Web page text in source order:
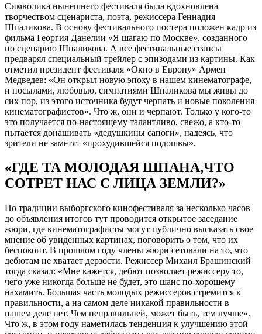
Символика нынешнего фестиваля была вдохновлена
творчеством сценариста, поэта, режиссера Геннадия
Шпаликова. В основу фестивального постера положен кадр из
фильма Георгия Данелии «Я шагаю по Москве», созданного
по сценарию Шпаликова. А все фестивальные сеансы
предварял специальный трейлер с эпизодами из картины. Как
отметил президент фестиваля «Окно в Европу» Армен
Медведев: «Он открыл новую эпоху в нашем кинематографе,
и посылами, любовью, симпатиями Шпаликова мы живы до
сих пор, из этого источника будут черпать и новые поколения
кинематографистов». Что ж, они и черпают. Только у кого-то
это получается по-настоящему талантливо, свежо, а кто-то
пытается донашивать «дедушкины сапоги», надеясь, что
зрители не заметят «прохудившейся подошвы».
«ГДЕ ТА МОЛОДАЯ ШПАНА,ЧТО
СОТРЕТ НАС С ЛИЦА ЗЕМЛИ?»
По традиции выборгского кинофестиваля за несколько часов
до объявления итогов тут проводится открытое заседание
жюри, где кинематографисты могут публично высказать свое
мнение об увиденных картинах, поговорить о том, что их
беспокоит. В прошлом году члены жюри сетовали на то, что
дебютам не хватает дерзости. Режиссер Михаил Брашинский
тогда сказал: «Мне кажется, дебют позволяет режиссеру то,
чего уже никогда больше не будет, это шанс по-хорошему
нахамить. Большая часть молодых режиссеров стремится к
правильности, а на самом деле никакой правильности в
нашем деле нет. Чем неправильней, может быть, тем лучше».
Что ж, в этом году наметилась тенденция к улучшению этой